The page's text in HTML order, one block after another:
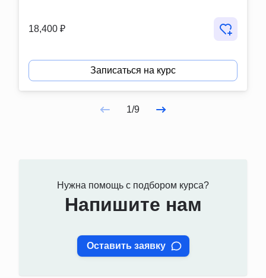
18,400 ₽
Записаться на курс
1/9
Нужна помощь с подбором курса?
Напишите нам
Оставить заявку